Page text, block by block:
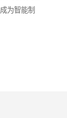
为智能制